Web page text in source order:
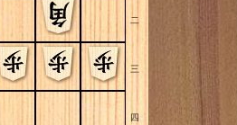
二
三
四